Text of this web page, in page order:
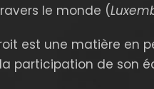
le monde (
est une matière en
participation de son